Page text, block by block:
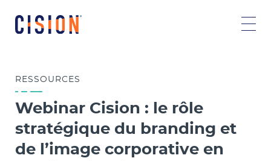
RESSOURCES
Webinar Cision : le rôle
stratégique du branding et
de l’image corporative en